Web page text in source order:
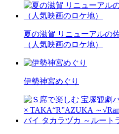
夏の滋賀 リニューアルの
（人気映画のロケ地）
伊勢神宮めぐり